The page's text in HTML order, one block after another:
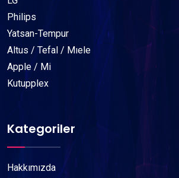
Philips
Yatsan-Tempur
Altus / Tefal / Mıele
Apple / Mi
Kutupplex
Kategoriler
Hakkımızda